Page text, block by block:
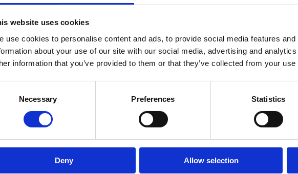
website uses cookies
use cookies to personalise content and ads, to provide social media features
about your use of our site with our social media, advertising and
information that you’ve provided to them or that they’ve collected from your
Necessary Preferences Statistics
Deny Allow selection
ДО ІНШИХ МОДЕЛЕЙ
Компресор кондиціонера Camaro Компресор
Компресор кондиціонера Epica